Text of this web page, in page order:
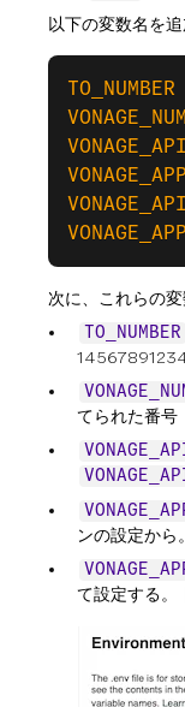
以下の変数名を追
TO_NUMBER
次に、これらの
TO_NUMBER
14567891234
てられた番号
ンの設定から。
て設定する。